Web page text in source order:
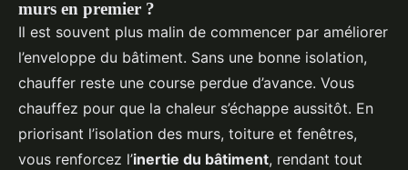
murs en premier ?
Il est souvent plus malin de commencer par améliorer
l’enveloppe du bâtiment. Sans une bonne isolation,
chauffer reste une course perdue d’avance. Vous
chauffez pour que la chaleur s’échappe aussitôt. En
priorisant l’isolation des murs, toiture et fenêtres,
vous renforcez l’inertie du bâtiment, rendant tout